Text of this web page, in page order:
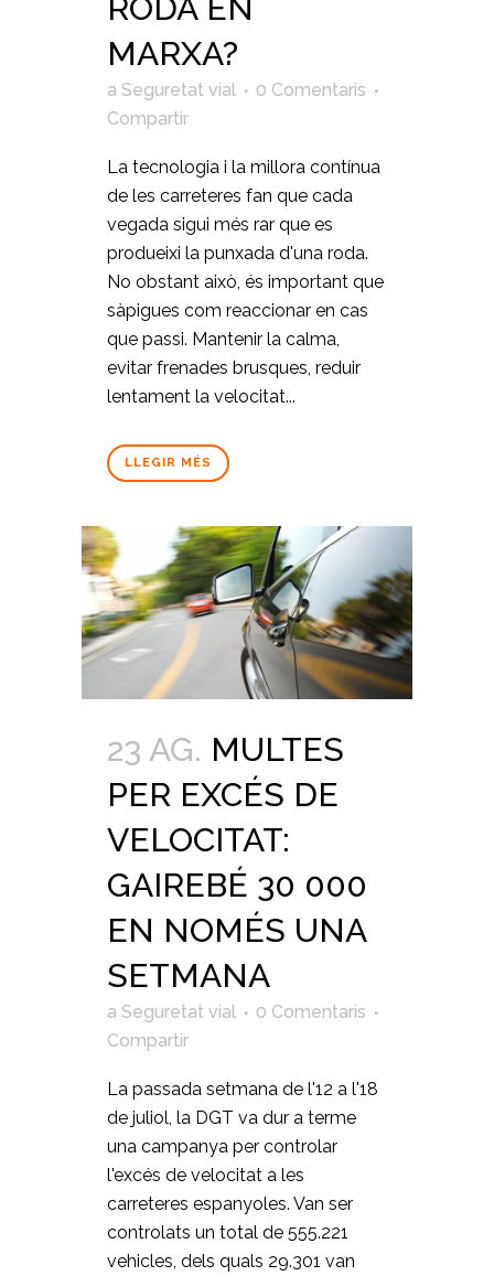
RODA EN
MARXA?
a Seguretat vial
0 Comentaris
Compartir
La tecnologia i la millora contínua
de les carreteres fan que cada
vegada sigui més rar que es
produeixi la punxada d'una roda.
No obstant això, és important que
sàpigues com reaccionar en cas
que passi. Mantenir la calma,
evitar frenades brusques, reduir
lentament la velocitat...
LLEGIR MÉS
23 AG. MULTES
PER EXCÉS DE
VELOCITAT:
GAIREBÉ 30 000
EN NOMÉS UNA
SETMANA
a Seguretat vial
0 Comentaris
Compartir
La passada setmana de l'12 a l'18
de juliol, la DGT va dur a terme
una campanya per controlar
l'excés de velocitat a les
carreteres espanyoles. Van ser
controlats un total de 555.221
vehicles, dels quals 29.301 van